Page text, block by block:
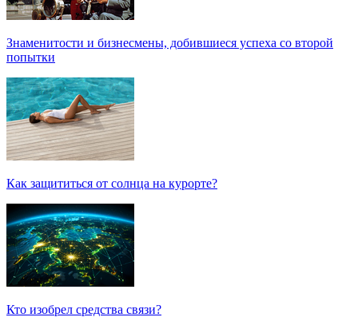
Знаменитости и бизнесмены, добившиеся успеха со второй
попытки
Как защититься от солнца на курорте?
Кто изобрел средства связи?